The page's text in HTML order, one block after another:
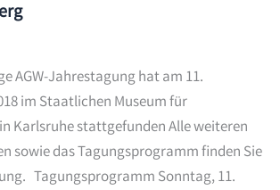
AGW-Jahrestagung hat am 11.
im Staatlichen Museum für
Karlsruhe stattgefunden Alle weiteren
sowie das Tagungsprogramm finden Sie
Tagungsprogramm Sonntag, 11.